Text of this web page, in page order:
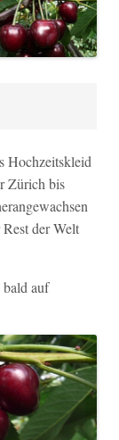
Hochzeitskleid
Zürich bis
der Welt
auf